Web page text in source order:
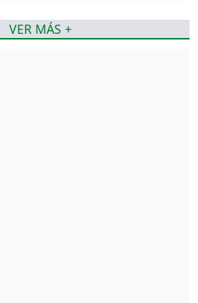
VER MÁS +